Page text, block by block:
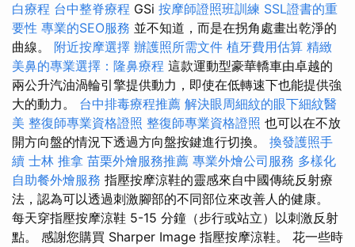
白療程 台中整脊療程 GSi 按摩師證照班訓練 SSL證書的重
要性 專業的SEO服務 並不知道，而是在拐角處畫出乾淨的
曲線。 附近按摩選擇 辦護照所需文件 植牙費用估算 精緻
美鼻的專業選擇：隆鼻療程 這款運動型豪華轎車由卓越的
兩公升汽油渦輪引擎提供動力，即使在低轉速下也能提供強
大的動力。 台中排毒療程推薦 解決眼周細紋的眼下細紋醫
美 整復師專業資格證照 整復師專業資格證照 也可以在不放
開方向盤的情況下透過方向盤按鍵進行切換。 換發護照手
續 士林 推拿 苗栗外燴服務推薦 專業外燴公司服務 多樣化
自助餐外燴服務 指壓按摩涼鞋的靈感來自中國傳統反射療
法，認為可以透過刺激腳部的不同部位來改善人的健康。
每天穿指壓按摩涼鞋 5-15 分鐘（步行或站立）以刺激反射
點。 感謝您購買 Sharper Image 指壓按摩涼鞋。 花一些時